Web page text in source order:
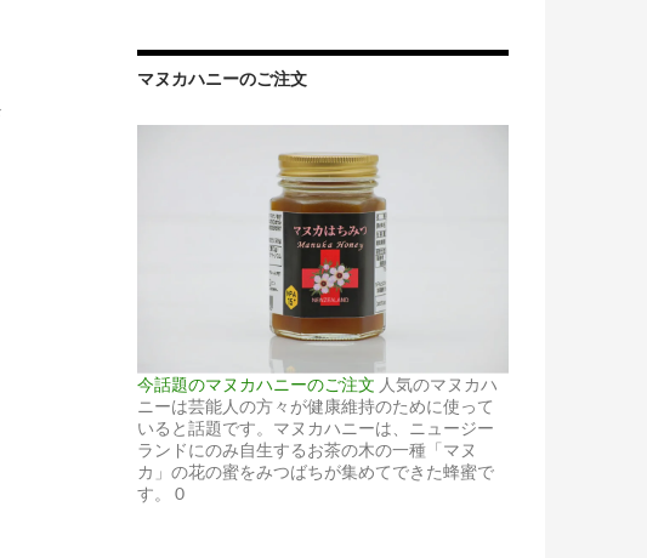
マヌカハニーのご注文
今話題のマヌカハニーのご注文 人気のマヌカハ
ニーは芸能人の方々が健康維持のために使って
いると話題です。マヌカハニーは、ニュージー
ランドにのみ自生するお茶の木の一種「マヌ
カ」の花の蜜をみつばちが集めてできた蜂蜜で
す。 0